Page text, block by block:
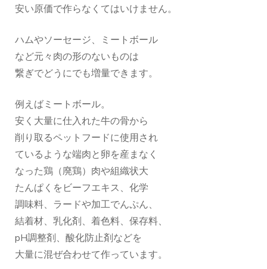
安い原価で作らなくてはいけません。
ハムやソーセージ、ミートボール
など元々肉の形のないものは
繋ぎでどうにでも増量できます。
例えばミートボール。
安く大量に仕入れた牛の骨から
削り取るペットフードに使用され
ているような端肉と卵を産まなく
なった鶏（廃鶏）肉や組織状大
たんぱくをビーフエキス、化学
調味料、ラードや加工でんぷん、
結着材、乳化剤、着色料、保存料、
pH調整剤、酸化防止剤などを
大量に混ぜ合わせて作っています。